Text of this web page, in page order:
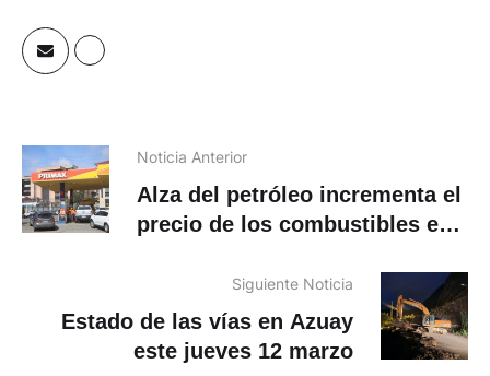
Noticia Anterior
Alza del petróleo incrementa el
precio de los combustibles en
Siguiente Noticia
Estado de las vías en Azuay
este jueves 12 marzo